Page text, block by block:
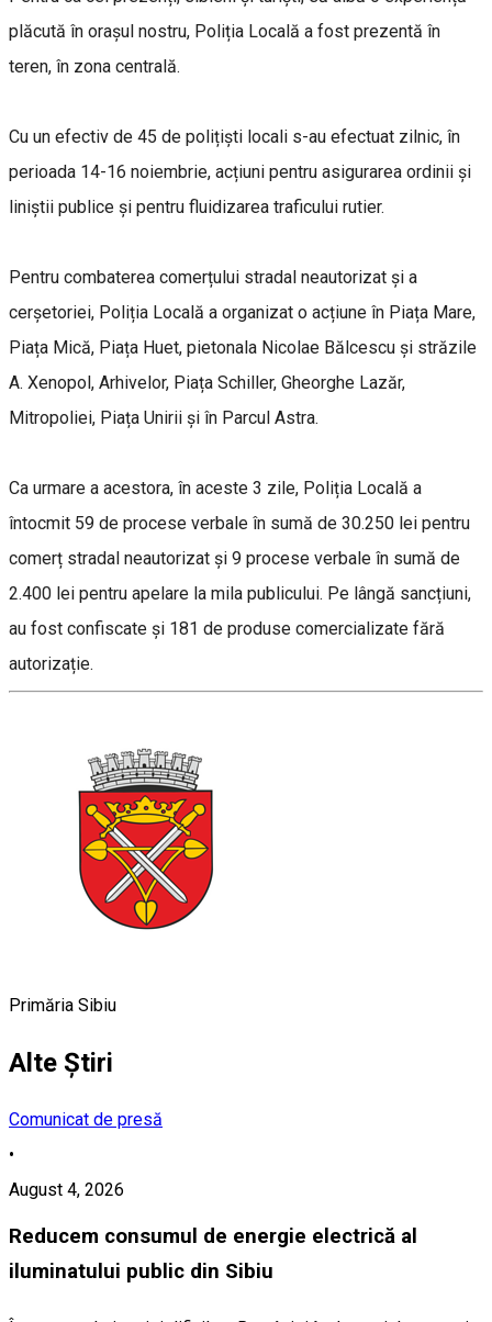
plăcută în orașul nostru, Poliția Locală a fost prezentă în
teren, în zona centrală.
Cu un efectiv de 45 de polițiști locali s-au efectuat zilnic, în
perioada 14-16 noiembrie, acțiuni pentru asigurarea ordinii și
liniștii publice și pentru fluidizarea traficului rutier.
Pentru combaterea comerțului stradal neautorizat și a
cerșetoriei, Poliția Locală a organizat o acțiune în Piața Mare,
Piața Mică, Piața Huet, pietonala Nicolae Bălcescu și străzile
A. Xenopol, Arhivelor, Piața Schiller, Gheorghe Lazăr,
Mitropoliei, Piața Unirii și în Parcul Astra.
Ca urmare a acestora, în aceste 3 zile, Poliția Locală a
întocmit 59 de procese verbale în sumă de 30.250 lei pentru
comerț stradal neautorizat și 9 procese verbale în sumă de
2.400 lei pentru apelare la mila publicului. Pe lângă sancțiuni,
au fost confiscate și 181 de produse comercializate fără
autorizație.
Primăria Sibiu
Alte Știri
Comunicat de presă
•
August 4, 2026
Reducem consumul de energie electrică al
iluminatului public din Sibiu